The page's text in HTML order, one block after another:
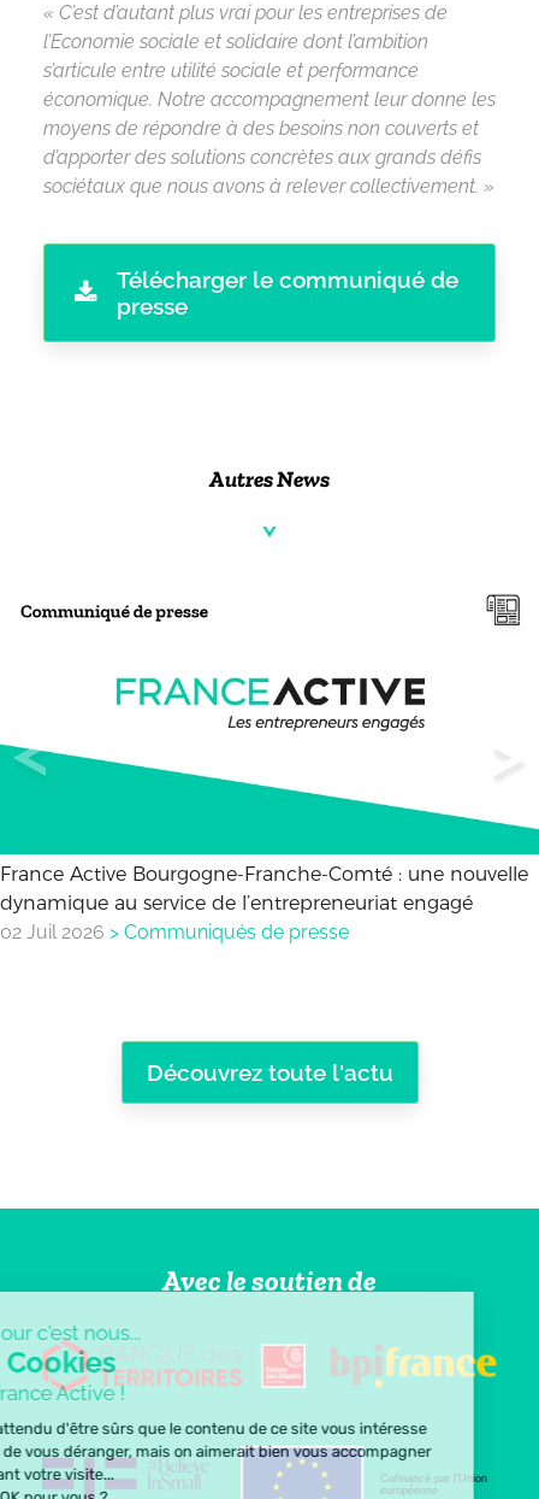
« C’est d’autant plus vrai pour les entreprises de
l’Economie sociale et solidaire dont l’ambition
s’articule entre utilité sociale et performance
économique. Notre accompagnement leur donne les
moyens de répondre à des besoins non couverts et
d’apporter des solutions concrètes aux grands défis
sociétaux que nous avons à relever collectivement. »
Télécharger le communiqué de
presse
Autres News
France Active Bourgogne-Franche-Comté : une nouvelle
dynamique au service de l’entrepreneuriat engagé
02 Juil 2026 > Communiqués de presse
Découvrez toute l'actu
Avec le soutien de
Cofinancé par l’Union
européenne
Bonjour c'est nous...
les Cookies
de France Active !
On a attendu d'être sûrs que le contenu de ce site vous intéresse
avant de vous déranger, mais on aimerait bien vous accompagner
pendant votre visite...